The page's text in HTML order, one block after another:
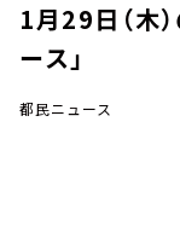
1月29日（木
ース」
都民ニュース